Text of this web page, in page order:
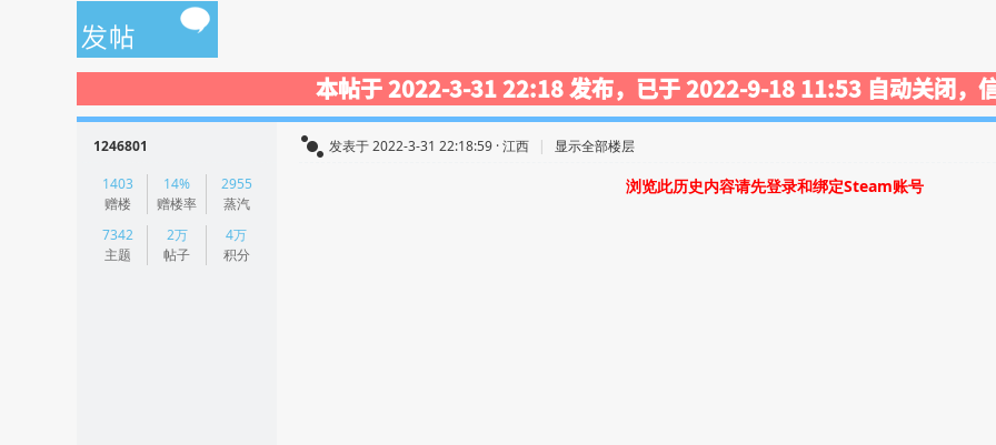
本帖于 2022-3-31 22:18 发布，已于 2022-9-18 11:53 自动关闭，
1246801
1403
赠楼
14%
赠楼率
2955
蒸汽
7342
主题
2万
帖子
4万
积分
发表于 2022-3-31 22:18:59 · 江西 |
显示全部楼层
浏览此历史内容请先登录和绑定Steam账号